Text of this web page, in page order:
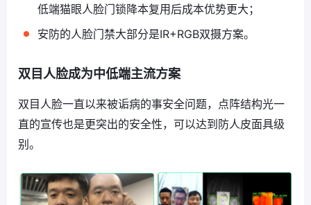
低端猫眼人脸门锁降本复用后成本优势更大；
安防的人脸门禁大部分是IR+RGB双摄方案。
双目人脸成为中低端主流方案
双目人脸一直以来被诟病的事安全问题，点阵结构光一
直的宣传也是更突出的安全性，可以达到防人皮面具级
别。